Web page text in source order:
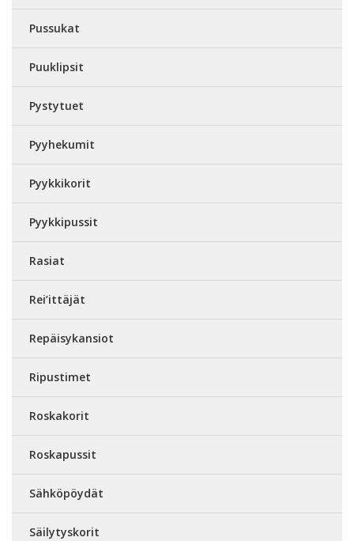
Pussukat
Puuklipsit
Pystytuet
Pyyhekumit
Pyykkikorit
Pyykkipussit
Rasiat
Rei’ittäjät
Repäisykansiot
Ripustimet
Roskakorit
Roskapussit
Sähköpöydät
Säilytyskorit